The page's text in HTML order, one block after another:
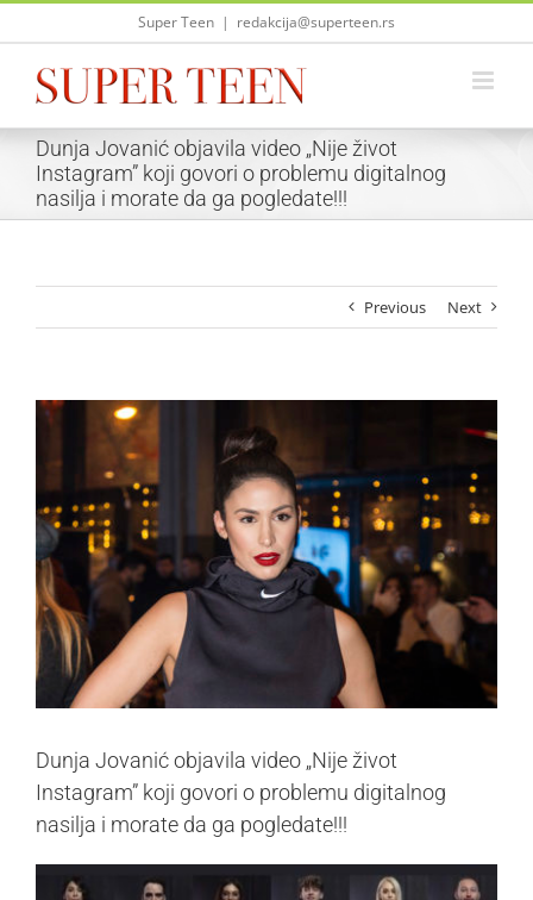
Skip
Super Teen | redakcija@superteen.rs
Dunja Jovanić objavila video „Nije život
Instagram” koji govori o problemu digitalnog
nasilja i morate da ga pogledate!!!
Previous Next
View
Dunja Jovanić objavila video „Nije život
Instagram” koji govori o problemu digitalnog
nasilja i morate da ga pogledate!!!